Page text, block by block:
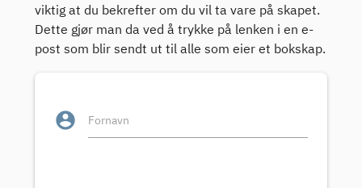
viktig at du bekrefter om du vil ta vare på skapet.
Dette gjør man da ved å trykke på lenken i en e-
post som blir sendt ut til alle som eier et bokskap.
account_circle Fornavn